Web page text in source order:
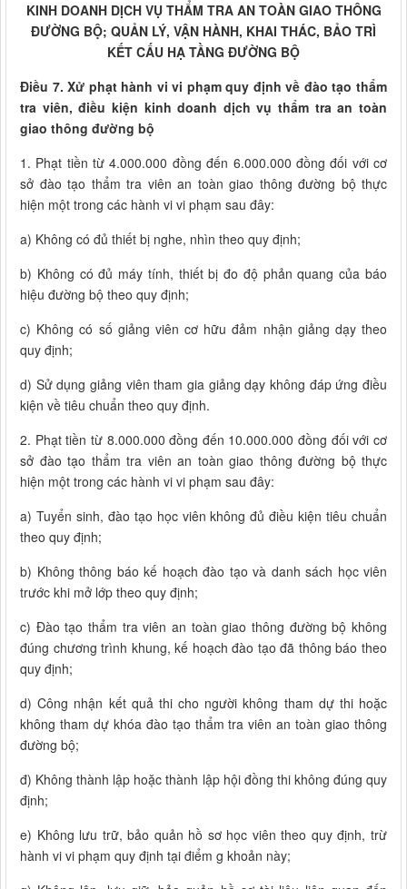
KINH DOANH DỊCH VỤ THẨM TRA AN TOÀN GIAO THÔNG
ĐƯỜNG BỘ; QUẢN LÝ, VẬN HÀNH, KHAI THÁC, BẢO TRÌ
KẾT CẤU HẠ TẦNG ĐƯỜNG BỘ
Điều 7. Xử phạt hành vi vi phạm quy định về đào tạo thẩm
tra viên, điều kiện kinh doanh dịch vụ thẩm tra an toàn
giao thông đường bộ
1. Phạt tiền từ 4.000.000 đồng đến 6.000.000 đồng đối với cơ
sở đào tạo thẩm tra viên an toàn giao thông đường bộ thực
hiện một trong các hành vi vi phạm sau đây:
a) Không có đủ thiết bị nghe, nhìn theo quy định;
b) Không có đủ máy tính, thiết bị đo độ phản quang của báo
hiệu đường bộ theo quy định;
c) Không có số giảng viên cơ hữu đảm nhận giảng dạy theo
quy định;
d) Sử dụng giảng viên tham gia giảng dạy không đáp ứng điều
kiện về tiêu chuẩn theo quy định.
2. Phạt tiền từ 8.000.000 đồng đến 10.000.000 đồng đối với cơ
sở đào tạo thẩm tra viên an toàn giao thông đường bộ thực
hiện một trong các hành vi vi phạm sau đây:
a) Tuyển sinh, đào tạo học viên không đủ điều kiện tiêu chuẩn
theo quy định;
b) Không thông báo kế hoạch đào tạo và danh sách học viên
trước khi mở lớp theo quy định;
c) Đào tạo thẩm tra viên an toàn giao thông đường bộ không
đúng chương trình khung, kế hoạch đào tạo đã thông báo theo
quy định;
d) Công nhận kết quả thi cho người không tham dự thi hoặc
không tham dự khóa đào tạo thẩm tra viên an toàn giao thông
đường bộ;
đ) Không thành lập hoặc thành lập hội đồng thi không đúng quy
định;
e) Không lưu trữ, bảo quản hồ sơ học viên theo quy định, trừ
hành vi vi phạm quy định tại điểm g khoản này;